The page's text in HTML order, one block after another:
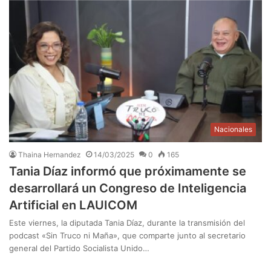
Nacionales
Thaina Hernandez 14/03/2025 0 165
Tania Díaz informó que próximamente se
desarrollará un Congreso de Inteligencia
Artificial en LAUICOM
Este viernes, la diputada Tania Díaz, durante la transmisión del
podcast «Sin Truco ni Maña», que comparte junto al secretario
general del Partido Socialista Unido…